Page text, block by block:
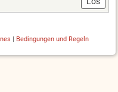
Bedingungen und Regeln